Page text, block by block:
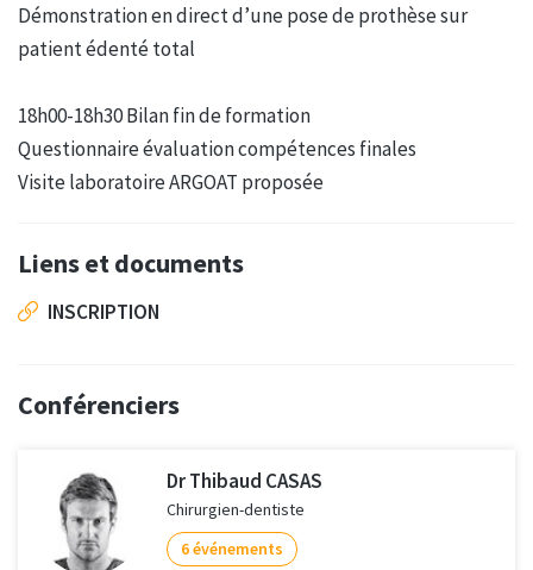
Démonstration en direct d’une pose de prothèse sur
patient édenté total
18h00-18h30 Bilan fin de formation
Questionnaire évaluation compétences finales
Visite laboratoire ARGOAT proposée
Liens et documents
INSCRIPTION
Conférenciers
Dr Thibaud CASAS
Chirurgien-dentiste
6 événements